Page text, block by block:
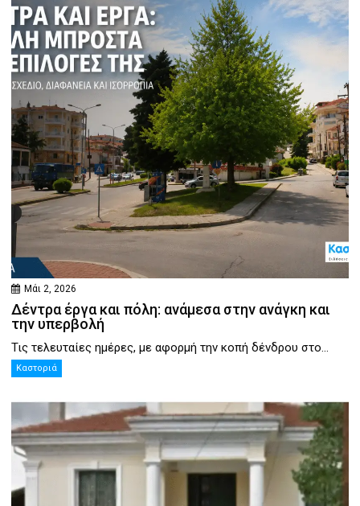
Μάι 2, 2026
Δέντρα έργα και πόλη: ανάμεσα στην ανάγκη και
την υπερβολή
Τις τελευταίες ημέρες, με αφορμή την κοπή δένδρου στο...
Καστοριά